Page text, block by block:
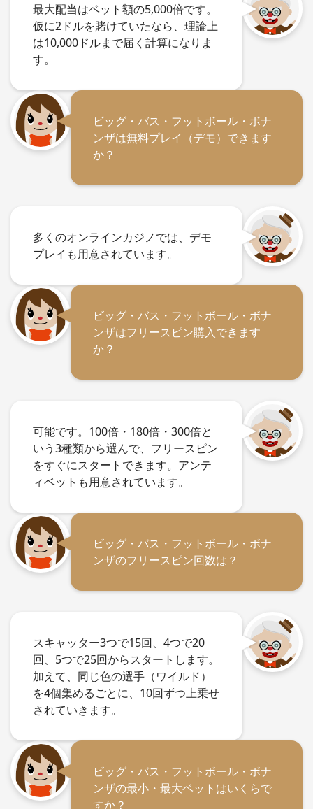
最大配当はベット額の5,000倍です。
仮に2ドルを賭けていたなら、理論上
は10,000ドルまで届く計算になりま
す。
ビッグ・バス・フットボール・ボナ
ンザは無料プレイ（デモ）できます
か？
多くのオンラインカジノでは、デモ
プレイも用意されています。
ビッグ・バス・フットボール・ボナ
ンザはフリースピン購入できます
か？
可能です。100倍・180倍・300倍と
いう3種類から選んで、フリースピン
をすぐにスタートできます。アンテ
ィベットも用意されています。
ビッグ・バス・フットボール・ボナ
ンザのフリースピン回数は？
スキャッター3つで15回、4つで20
回、5つで25回からスタートします。
加えて、同じ色の選手（ワイルド）
を4個集めるごとに、10回ずつ上乗せ
されていきます。
ビッグ・バス・フットボール・ボナ
ンザの最小・最大ベットはいくらで
すか？